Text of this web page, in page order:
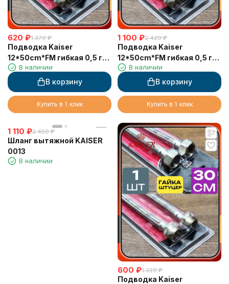
620 ₽1 370 ₽
Подводка Kaiser
12*50cm*FM гибкая 0,5 г/ш
в блистере (1 шт)
В наличии
В корзину
Купить в 1 клик
1 100 ₽2 420 ₽
Подводка Kaiser
12*50cm*FM гибкая 0,5 г/ш
в блистере (пара - 2 шт)
В наличии
В корзину
Купить в 1 клик
1 110 ₽2 450 ₽
Шланг вытяжной KAISER
0013
В наличии
600 ₽1 320 ₽
Подводка Kaiser